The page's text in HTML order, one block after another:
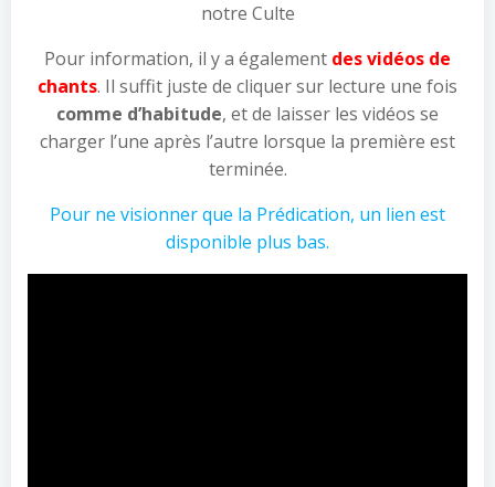
notre Culte
Pour information, il y a également des vidéos de
chants. Il suffit juste de cliquer sur lecture une fois
comme d’habitude, et de laisser les vidéos se
charger l’une après l’autre lorsque la première est
terminée.
Pour ne visionner que la Prédication, un lien est
disponible plus bas.